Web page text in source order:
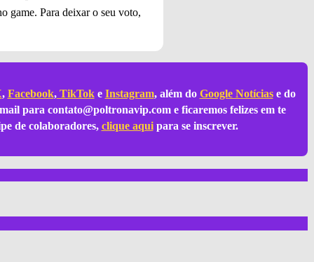
game. Para deixar o seu voto,
, Facebook,TikToke Instagram, além do Google Notíciase do
para contato@poltronavip.come ficaremos felizes em te
de colaboradores, clique aquipara se inscrever.